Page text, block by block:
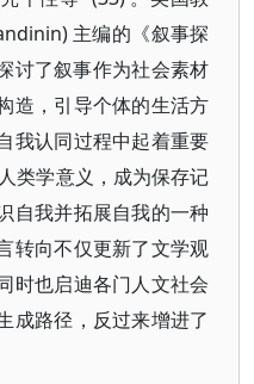
主编的《叙事探
了叙事作为社会素材
造，引导个体的生活方
我认同过程中起着重要
类学意义，成为保存记
自我并拓展自我的一种
转向不仅更新了文学观
时也启迪各门人文社会
成路径，反过来增进了